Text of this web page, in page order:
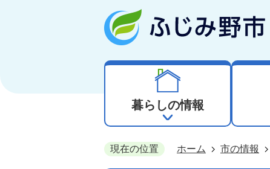
暮らしの情報
現在の位置 ホーム 市の情報